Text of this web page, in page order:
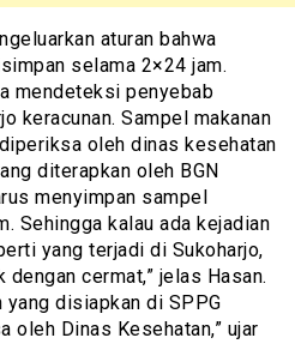
aturan bahwa
selama 2×24 jam.
mendeteksi penyebab
keracunan. Sampel makanan
oleh dinas kesehatan
diterapkan oleh BGN
menyimpan sampel
Sehingga kalau ada kejadian
yang terjadi di Sukoharjo,
cermat,” jelas Hasan.
yang disiapkan di SPPG
Dinas Kesehatan,” ujar